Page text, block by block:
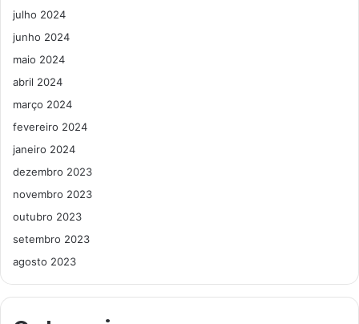
julho 2024
junho 2024
maio 2024
abril 2024
março 2024
fevereiro 2024
janeiro 2024
dezembro 2023
novembro 2023
outubro 2023
setembro 2023
agosto 2023